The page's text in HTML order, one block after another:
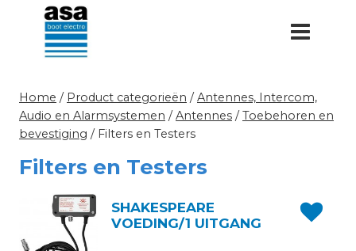
Doorgaan
inhoud
Home / Product categorieën / Antennes, Intercom,
Audio en Alarmsystemen / Antennes / Toebehoren en
bevestiging / Filters en Testers
Filters en Testers
SHAKESPEARE
VOEDING/1 UITGANG